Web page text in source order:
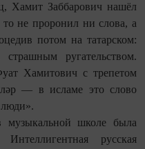
Хамит Заббарович нашёл
то не проронил ни слова, а
потом на татарском:
ругательством.
Хамитович с трепетом
— в исламе это слово
музыкальной школе была
русская